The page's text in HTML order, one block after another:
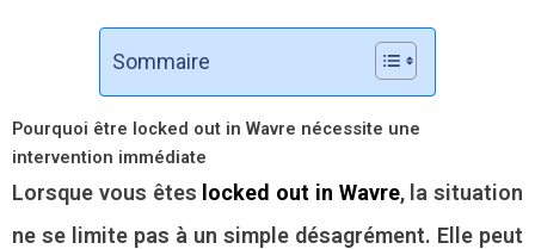
Sommaire
Pourquoi être locked out in Wavre nécessite une
intervention immédiate
Lorsque vous êtes locked out in Wavre, la situation
ne se limite pas à un simple désagrément. Elle peut